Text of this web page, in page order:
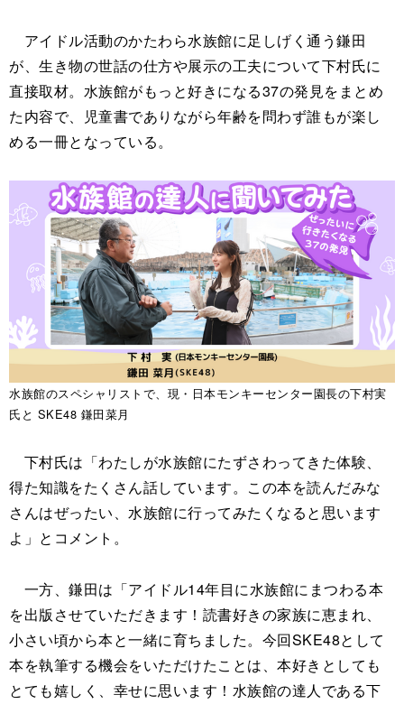
アイドル活動のかたわら水族館に足しげく通う鎌田
が、生き物の世話の仕方や展示の工夫について下村氏に
直接取材。水族館がもっと好きになる37の発見をまとめ
た内容で、児童書でありながら年齢を問わず誰もが楽し
める一冊となっている。
水族館のスペシャリストで、現・日本モンキーセンター園長の下村実
氏と SKE48 鎌田菜月
下村氏は「わたしが水族館にたずさわってきた体験、
得た知識をたくさん話しています。この本を読んだみな
さんはぜったい、水族館に行ってみたくなると思います
よ」とコメント。
一方、鎌田は「アイドル14年目に水族館にまつわる本
を出版させていただきます！読書好きの家族に恵まれ、
小さい頃から本と一緒に育ちました。今回SKE48として
本を執筆する機会をいただけたことは、本好きとしても
とても嬉しく、幸せに思います！水族館の達人である下